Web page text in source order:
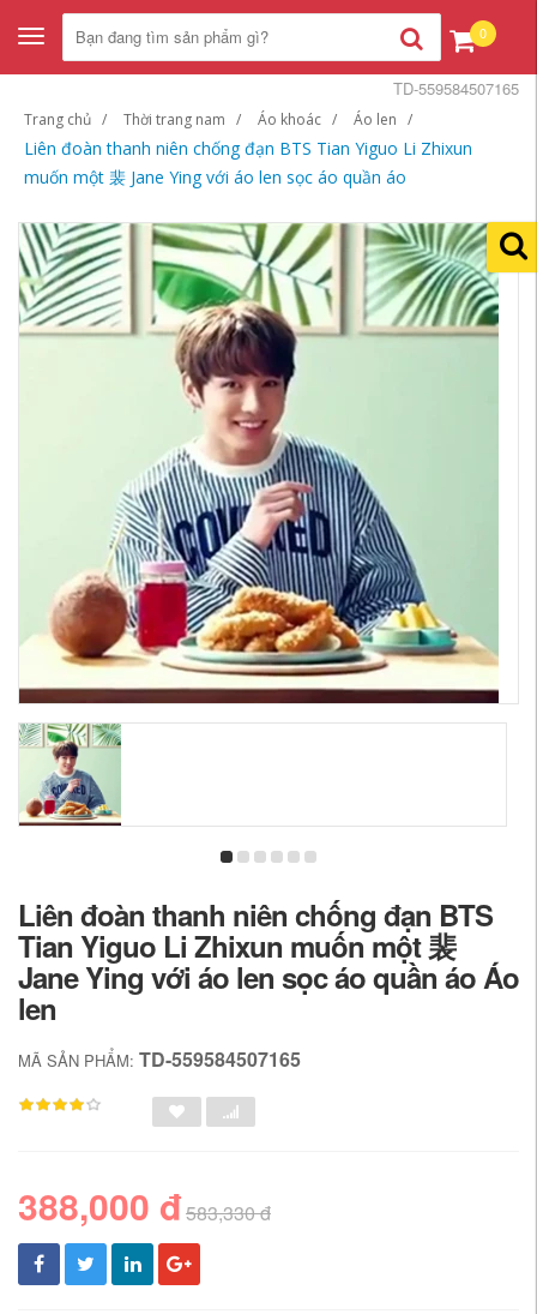
Toggle
navigation
0
Trang chủ Thời trang nam Áo khoác Áo len
Liên đoàn thanh niên chống đạn BTS Tian Yiguo Li Zhixun
muốn một 裴 Jane Ying với áo len sọc áo quần áo
TD-559584507165
Liên đoàn thanh niên chống đạn BTS
Tian Yiguo Li Zhixun muốn một 裴
Jane Ying với áo len sọc áo quần áo Áo
len
MÃ SẢN PHẨM: TD-559584507165
388,000 đ583,330 đ